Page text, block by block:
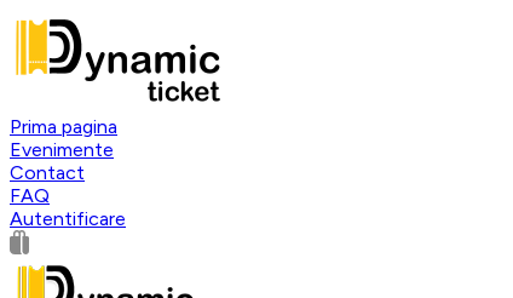
Prima pagina
Evenimente
Contact
FAQ
Autentificare